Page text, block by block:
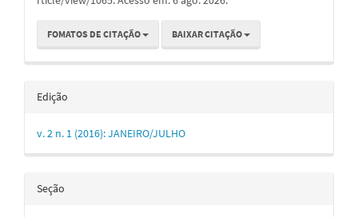
FOMATOS DE CITAÇÃO BAIXAR CITAÇÃO
Edição
v. 2 n. 1 (2016): JANEIRO/JULHO
Seção